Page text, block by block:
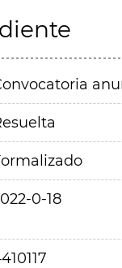
0-18